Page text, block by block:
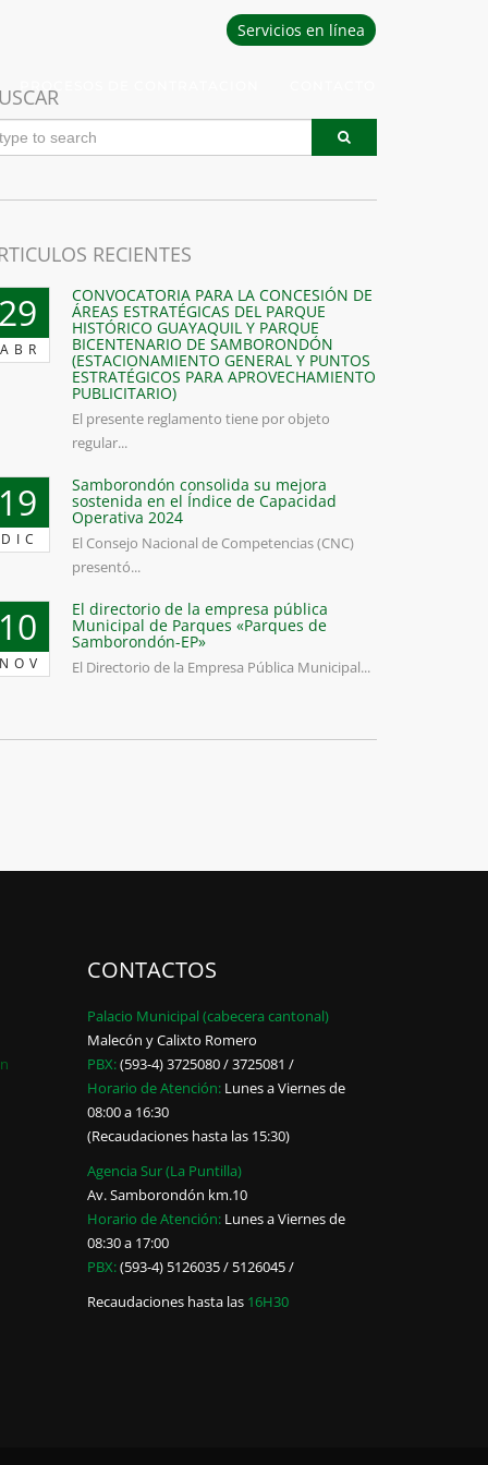
Servicios en línea
RECIENTES
29
ABR
CONVOCATORIA PARA LA CONCESIÓN DE
ÁREAS ESTRATÉGICAS DEL PARQUE
HISTÓRICO GUAYAQUIL Y PARQUE
BICENTENARIO DE SAMBORONDÓN
(ESTACIONAMIENTO GENERAL Y PUNTOS
ESTRATÉGICOS PARA APROVECHAMIENTO
PUBLICITARIO)
El presente reglamento tiene por objeto
regular...
19
DIC
Samborondón consolida su mejora
sostenida en el Índice de Capacidad
Operativa 2024
El Consejo Nacional de Competencias (CNC)
presentó...
10
NOV
El directorio de la empresa pública
Municipal de Parques «Parques de
Samborondón-EP»
El Directorio de la Empresa Pública Municipal...
CONTACTOS
Palacio Municipal (cabecera cantonal)
Malecón y Calixto Romero
PBX:(593-4) 3725080 / 3725081 /
Horario de Atención:Lunes a Viernes de
08:00 a 16:30
(Recaudaciones hasta las 15:30)
Agencia Sur (La Puntilla)
Av. Samborondón km.10
Horario de Atención:Lunes a Viernes de
08:30 a 17:00
PBX:(593-4) 5126035 / 5126045 /
Recaudaciones hasta las 16H30